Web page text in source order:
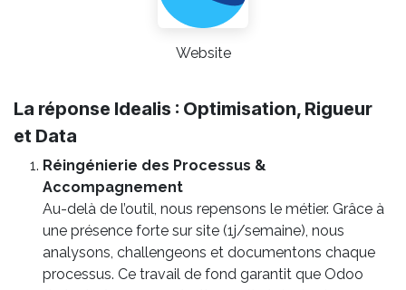
Website
La réponse Idealis : Optimisation, Rigueur
et Data
Réingénierie des Processus &
Accompagnement
Au-delà de l’outil, nous repensons le métier. Grâce à
une présence forte sur site (1j/semaine), nous
analysons, challengeons et documentons chaque
processus. Ce travail de fond garantit que Odoo